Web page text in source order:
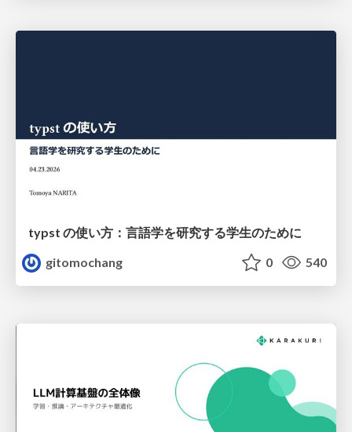
typst の使い方：言語学を研究する学生のために
gitomochang
0 540